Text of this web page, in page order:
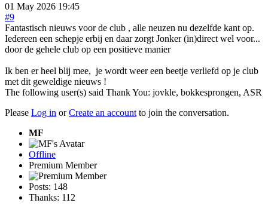
01 May 2026 19:45
#9
Fantastisch nieuws voor de club , alle neuzen nu dezelfde kant op.
Iedereen een schepje erbij en daar zorgt Jonker (in)direct wel voor...
door de gehele club op een positieve manier
Ik ben er heel blij mee, je wordt weer een beetje verliefd op je club
met dit geweldige nieuws !
The following user(s) said Thank You: jovkle, bokkesprongen, ASR
Please Log in orCreate an account to join the conversation.
MF
Offline
Premium Member
Posts: 148
Thanks: 112